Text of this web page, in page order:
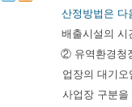
산정방법은 다
배출시설의 시
② 유역환경청
업장의 대기
사업장 구분